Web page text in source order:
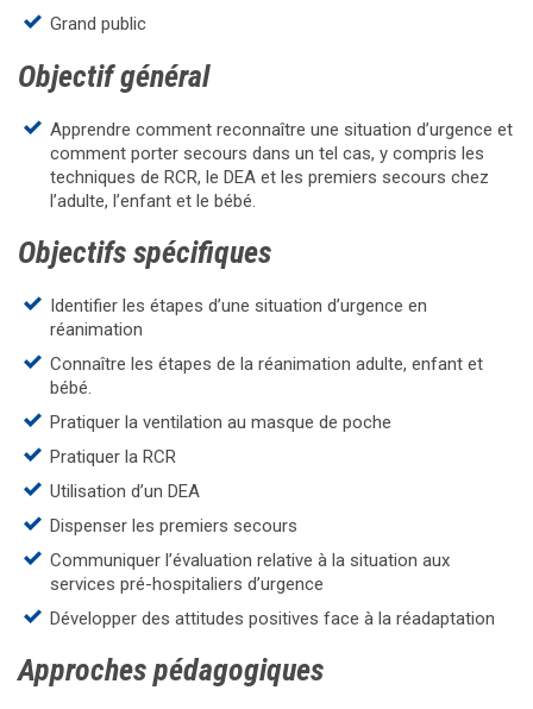
Grand public
Objectif général
Apprendre comment reconnaître une situation d’urgence et
comment porter secours dans un tel cas, y compris les
techniques de RCR, le DEA et les premiers secours chez
l’adulte, l’enfant et le bébé.
Objectifs spécifiques
Identifier les étapes d’une situation d’urgence en
réanimation
Connaître les étapes de la réanimation adulte, enfant et
bébé.
Pratiquer la ventilation au masque de poche
Pratiquer la RCR
Utilisation d’un DEA
Dispenser les premiers secours
Communiquer l’évaluation relative à la situation aux
services pré-hospitaliers d’urgence
Développer des attitudes positives face à la réadaptation
Approches pédagogiques